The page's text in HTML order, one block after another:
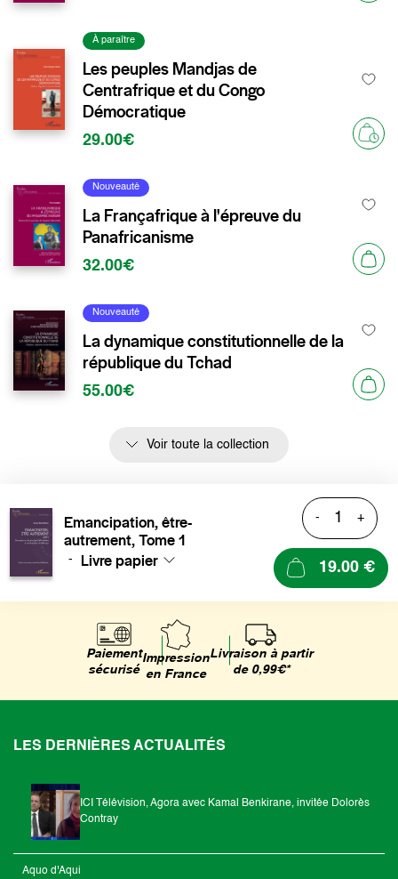
À paraître
Les peuples Mandjas de
Centrafrique et du Congo
Démocratique
29.00€
Nouveauté
La Françafrique à l'épreuve du
Panafricanisme
32.00€
Nouveauté
La dynamique constitutionnelle de la
république du Tchad
55.00€
Voir toute la collection
Emancipation, être-
autrement, Tome 1
- Livre papier
- +
19.00 €
Paiement
sécurisé
Impression
en France
Livraison à partir
de 0,99€*
LES DERNIÈRES ACTUALITÉS
ICI Télévision, Agora avec Kamal Benkirane, invitée Dolorès
Contray
Aquo d'Aqui